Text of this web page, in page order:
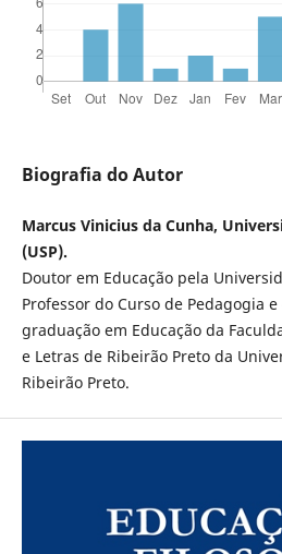
Biografia do Autor
Marcus Vinicius da Cunha,
(USP).
Doutor em Educação pela
Professor do Curso de Pedagogia
graduação em Educação da
e Letras de Ribeirão Preto da
Ribeirão Preto.